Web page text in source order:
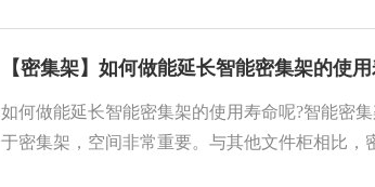
【密集架】如何做能延长智能密集架的使
如何做能延长智能密集架的使用寿命呢?智能密
于密集架，空间非常重要。与其他文件柜相比，